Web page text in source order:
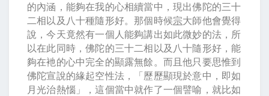
的內涵，能夠在我的心相續當中，現出佛陀的三十
二相以及八十種隨形好。那個時候宗大師他會覺得
說，今天竟然有一個人能夠講出如此微妙的法，所
以在此同時，佛陀的三十二相以及八十隨形好，能
夠在衪的心中完全的顯露無餘。而且他只要思惟到
佛陀宣說的緣起空性法，「歷歷顯現於意中，即如
月光治熱惱」，這個當中就作了一個譬喻，就比如